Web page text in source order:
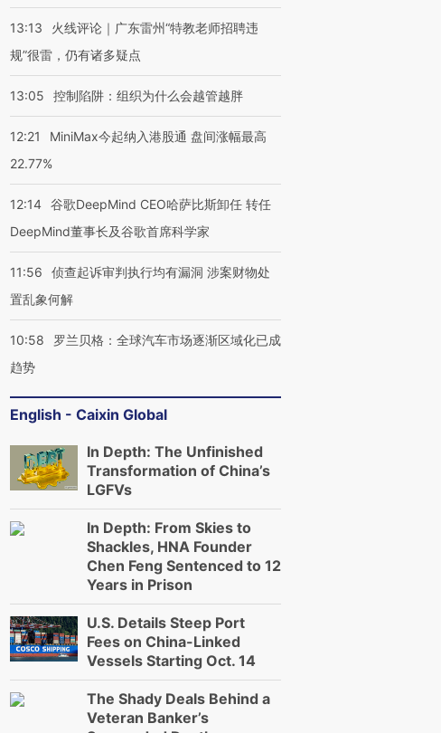
13:13
火线评论｜广东雷州“特教老师招聘违
规”很雷，仍有诸多疑点
13:05 控制陷阱：组织为什么会越管越胖
12:21
MiniMax今起纳入港股通 盘间涨幅最高
22.77%
12:14 谷歌DeepMind CEO哈萨比斯卸任 转任
DeepMind董事长及谷歌首席科学家
11:56
侦查起诉审判执行均有漏洞 涉案财物处
置乱象何解
10:58
罗兰贝格：全球汽车市场逐渐区域化已成
趋势
English - Caixin Global
In Depth: The Unfinished
Transformation of China’s
LGFVs
In Depth: From Skies to
Shackles, HNA Founder
Chen Feng Sentenced to 12
Years in Prison
U.S. Details Steep Port
Fees on China-Linked
Vessels Starting Oct. 14
The Shady Deals Behind a
Veteran Banker’s